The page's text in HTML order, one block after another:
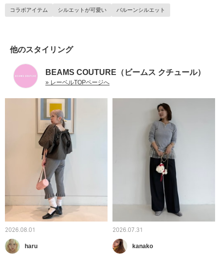
コラボアイテム シルエットが可愛い バルーンシルエット
他のスタイリング
BEAMS COUTURE（ビームス クチュール）
» レーベルTOPページへ
2026.08.01
haru
2026.07.31
kanako